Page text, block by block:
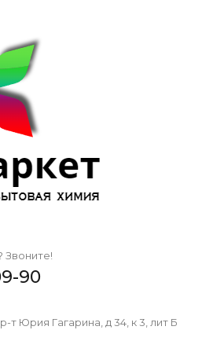
Звоните!
90
Юрия Гагарина, д 34, к 3, лит Б